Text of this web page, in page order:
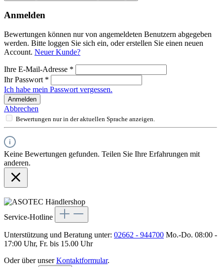
Anmelden
Bewertungen können nur von angemeldeten Benutzern abgegeben
werden. Bitte loggen Sie sich ein, oder erstellen Sie einen neuen
Account. Neuer Kunde?
Ihre E-Mail-Adresse *
Ihr Passwort *
Ich habe mein Passwort vergessen.
Anmelden
Abbrechen
Bewertungen nur in der aktuellen Sprache anzeigen.
Keine Bewertungen gefunden. Teilen Sie Ihre Erfahrungen mit
anderen.
Service-Hotline
Unterstützung und Beratung unter: 02662 - 944700 Mo.-Do. 08:00 -
17:00 Uhr, Fr. bis 15.00 Uhr
Oder über unserKontaktformular.